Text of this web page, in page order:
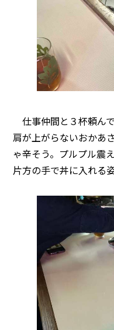
仕事仲間と３杯頼ん
肩が上がらないおかあ
ゃ辛そう。プルプル震
片方の手で丼に入れる